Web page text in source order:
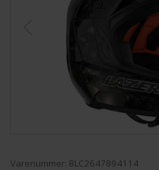
Varenummer: BLC2647894114